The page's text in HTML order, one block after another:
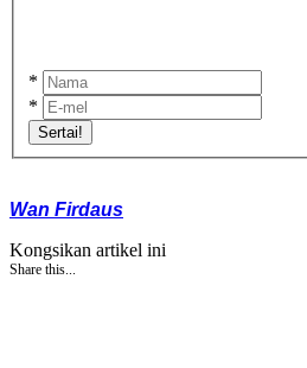
*
*
Sertai!
Wan Firdaus
Kongsikan artikel ini
Share this...